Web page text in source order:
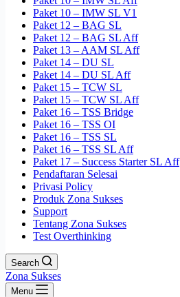
Paket 10 – IMW SL V1
Paket 12 – BAG SL
Paket 12 – BAG SL Aff
Paket 13 – AAM SL Aff
Paket 14 – DU SL
Paket 14 – DU SL Aff
Paket 15 – TCW SL
Paket 15 – TCW SL Aff
Paket 16 – TSS Bridge
Paket 16 – TSS OI
Paket 16 – TSS SL
Paket 16 – TSS SL Aff
Paket 17 – Success Starter SL Aff
Pendaftaran Selesai
Privasi Policy
Produk Zona Sukses
Support
Tentang Zona Sukses
Test Overthinking
Search
Zona Sukses
Menu